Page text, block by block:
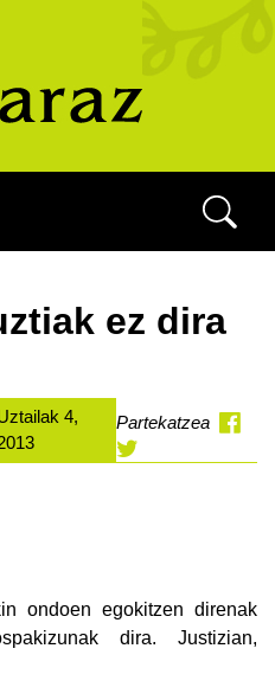
ez dira
4,
Partekatzea
ondoen egokitzen direnak
dira. Justizian,